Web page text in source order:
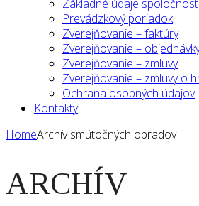
Základné údaje
Prevádzkový poriadok
Zverejňovanie – faktúry
Zverejňovanie –
Zverejňovanie – zmluvy
Zverejňovanie – zmluvy o
Ochrana osobných údajov
Kontakty
HomeArchív smútočných obradov
ARCHÍV